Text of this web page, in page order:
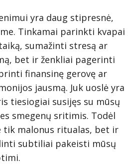
yra daug stipresnė,
Tinkamai parinkti kvapai
sumažinti stresą ar
bet ir ženkliai pagerinti
finansinę gerovę ar
jausmą. Juk uoslė yra
tiesiogiai susijęs su mūsų
smegenų sritimis. Todėl
tik malonus ritualas, bet ir
subtiliai pakeisti mūsų